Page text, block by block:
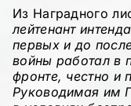
Из Наградного
лейтенант
первых и до
войны работал в
фронте, честно и
Руководимая им